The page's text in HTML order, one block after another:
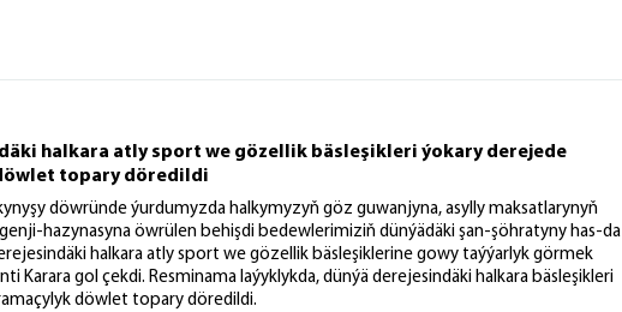
halkara atly sport we gözellik bäsleşikleri ýokary derejede
topary döredildi
döwründe ýurdumyzda halkymyzyň göz guwanjyna, asylly maksatlarynyň
hazynasyna öwrülen behişdi bedewlerimiziň dünýädäki şan-şöhratyny has-da
halkara atly sport we gözellik bäsleşiklerine gowy taýýarlyk görmek
Karara gol çekdi. Resminama laýyklykda, dünýä derejesindäki halkara bäsleşikleri
döwlet topary döredildi.